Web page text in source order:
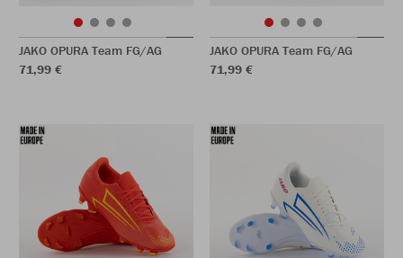
JAKO OPURA Team FG/AG
71,99 €
JAKO OPURA Team FG/AG
71,99 €